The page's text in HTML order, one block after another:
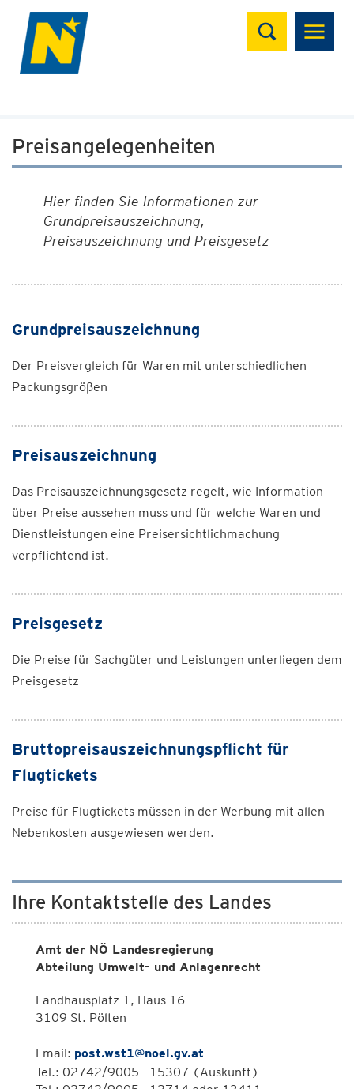
Suchen
Preisangelegenheiten
Hier finden Sie Informationen zur
Grundpreisauszeichnung,
Preisauszeichnung und Preisgesetz
Grundpreisauszeichnung
Der Preisvergleich für Waren mit unterschiedlichen
Packungsgrößen
Preisauszeichnung
Das Preisauszeichnungsgesetz regelt, wie Information
über Preise aussehen muss und für welche Waren und
Dienstleistungen eine Preisersichtlichmachung
verpflichtend ist.
Preisgesetz
Die Preise für Sachgüter und Leistungen unterliegen dem
Preisgesetz
Bruttopreisauszeichnungspflicht für
Flugtickets
Preise für Flugtickets müssen in der Werbung mit allen
Nebenkosten ausgewiesen werden.
Ihre Kontaktstelle des Landes
Amt der NÖ Landesregierung
Abteilung Umwelt- und Anlagenrecht
Landhausplatz 1, Haus 16
3109 St. Pölten
Email: post.wst1@noel.gv.at
Tel.: 02742/9005 - 15307 (Auskunft)